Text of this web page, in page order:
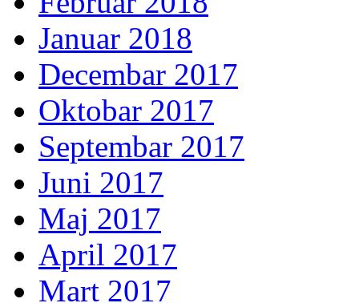
Januar 2018
Decembar 2017
Oktobar 2017
Septembar 2017
Juni 2017
Maj 2017
April 2017
Mart 2017